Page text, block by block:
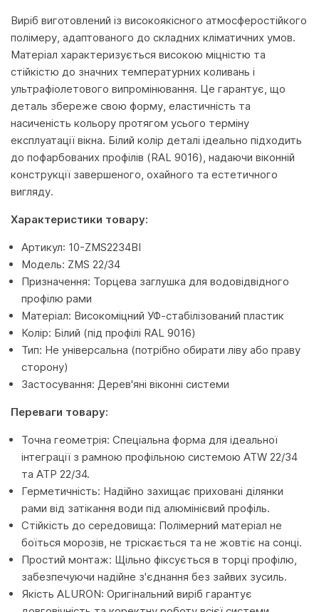
Виріб виготовлений із високоякісного атмосферостійкого
полімеру, адаптованого до складних кліматичних умов.
Матеріал характеризується високою міцністю та
стійкістю до значних температурних коливань і
ультрафіолетового випромінювання. Це гарантує, що
деталь збереже свою форму, еластичність та
насиченість кольору протягом усього терміну
експлуатації вікна. Білий колір деталі ідеально підходить
до пофарбованих профілів (RAL 9016), надаючи віконній
конструкції завершеного, охайного та естетичного
вигляду.
Характеристики товару:
Артикул: 10-ZMS2234BI
Модель: ZMS 22/34
Призначення: Торцева заглушка для водовідвідного
профілю рами
Матеріал: Високоміцний УФ-стабілізований пластик
Колір: Білий (під профілі RAL 9016)
Тип: Не універсальна (потрібно обирати ліву або праву
сторону)
Застосування: Дерев'яні віконні системи
Переваги товару:
Точна геометрія: Спеціальна форма для ідеальної
інтеграції з рамною профільною системою ATW 22/34
та ATP 22/34.
Герметичність: Надійно захищає приховані ділянки
рами від затікання води під алюмінієвий профіль.
Стійкість до середовища: Полімерний матеріал не
боїться морозів, не тріскається та не жовтіє на сонці.
Простий монтаж: Щільно фіксується в торці профілю,
забезпечуючи надійне з'єднання без зайвих зусиль.
Якість ALURON: Оригінальний виріб гарантує